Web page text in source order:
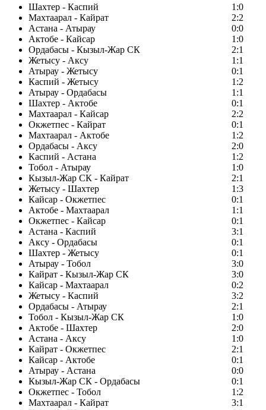
Шахтер - Каспий
1:0
Махтаарал - Кайрат
2:2
Астана - Атырау
0:0
Актобе - Кайсар
1:0
Ордабасы - Кызыл-Жар СК
2:1
Жетысу - Аксу
1:1
Атырау - Жетысу
0:1
Каспий - Жетысу
1:2
Атырау - Ордабасы
1:1
Шахтер - Актобе
0:1
Махтаарал - Кайсар
2:2
Окжетпес - Кайрат
0:1
Махтаарал - Актобе
1:2
Ордабасы - Аксу
2:0
Каспий - Астана
1:2
Тобол - Атырау
1:0
Кызыл-Жар СК - Кайрат
2:1
Жетысу - Шахтер
1:3
Кайсар - Окжетпес
0:1
Актобе - Махтаарал
1:1
Окжетпес - Кайсар
0:1
Астана - Каспий
3:1
Аксу - Ордабасы
0:1
Шахтер - Жетысу
0:1
Атырау - Тобол
3:0
Кайрат - Кызыл-Жар СК
3:0
Кайсар - Махтаарал
0:2
Жетысу - Каспий
3:2
Ордабасы - Атырау
2:1
Тобол - Кызыл-Жар СК
1:0
Актобе - Шахтер
2:0
Астана - Аксу
1:0
Кайрат - Окжетпес
2:1
Кайсар - Актобе
0:1
Атырау - Астана
0:0
Кызыл-Жар СК - Ордабасы
0:1
Окжетпес - Тобол
1:2
Махтаарал - Кайрат
3:1